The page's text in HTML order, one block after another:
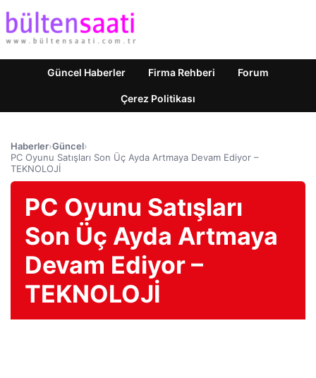
Güncel Haberler Firma Rehberi Forum
Çerez Politikası
Haberler›Güncel›
PC Oyunu Satışları Son Üç Ayda Artmaya Devam Ediyor –
TEKNOLOJİ
PC Oyunu Satışları
Son Üç Ayda Artmaya
Devam Ediyor –
TEKNOLOJİ